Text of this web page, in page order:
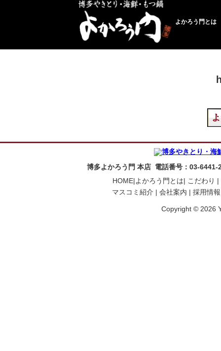
よかろう門とは
博多よかろう門 本店 電話番号：03-
HOME|よかろう門とは| こだわり |
マスコミ紹介 | 会社案内 | 採用情
Copyright © 2026